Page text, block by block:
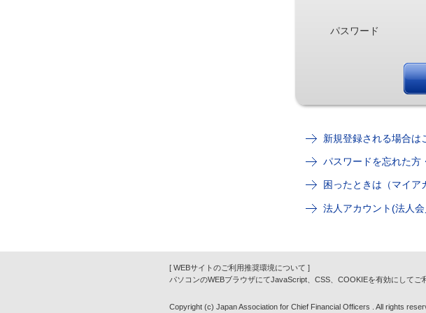
パスワード
新規登録される場合は
パスワードを忘れた方
困ったときは（マイア
法人アカウント(法人
[ WEBサイトのご利用推奨環境について ]
パソコンのWEBブラウザにてJavaScript、CSS、COOKIEを有効にしてご
Copyright (c) Japan Association for Chief Financial Officers . All rights